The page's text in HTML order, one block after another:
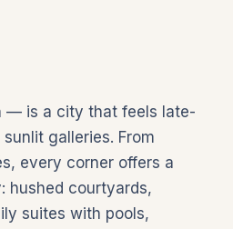
— is a city that feels late-
galleries. From
every corner offers a
hushed courtyards,
suites with pools,